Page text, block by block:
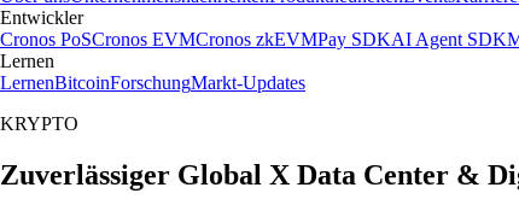
Entwickler
Cronos PoSCronos EVMCronos zkEVMPay SDKAI Agent SDK
Lernen
LernenBitcoinForschungMarkt-Updates
KRYPTO
Zuverlässiger Global X Data Center &